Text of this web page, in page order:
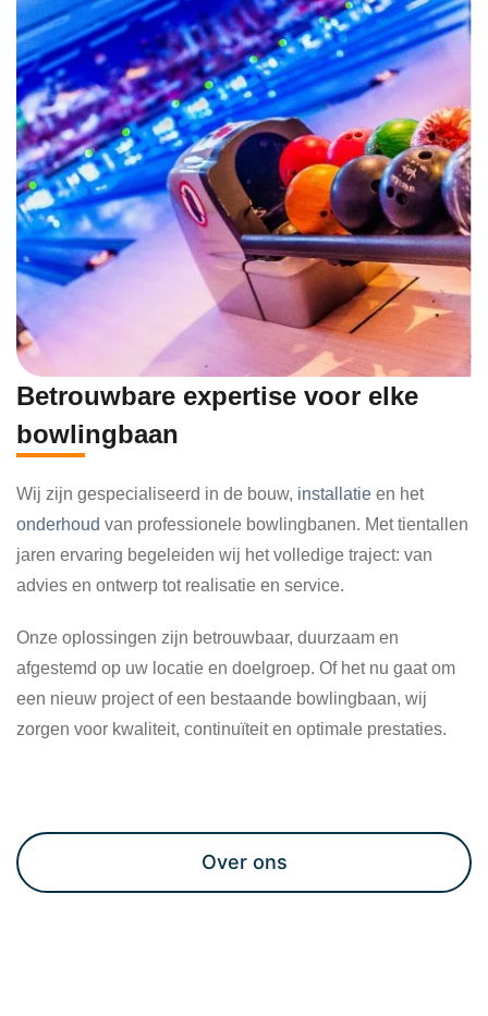
Betrouwbare expertise voor elke
bowlingbaan
Wij zijn gespecialiseerd in de bouw, installatie en het
onderhoud van professionele bowlingbanen. Met tientallen
jaren ervaring begeleiden wij het volledige traject: van
advies en ontwerp tot realisatie en service.
Onze oplossingen zijn betrouwbaar, duurzaam en
afgestemd op uw locatie en doelgroep. Of het nu gaat om
een nieuw project of een bestaande bowlingbaan, wij
zorgen voor kwaliteit, continuïteit en optimale prestaties.
Over ons